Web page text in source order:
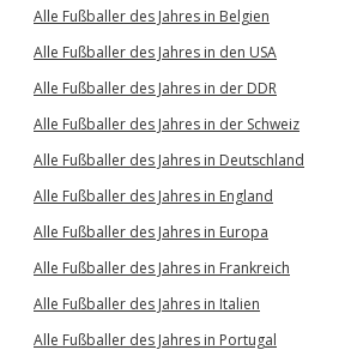
Alle Fußballer des Jahres in Belgien
Alle Fußballer des Jahres in den USA
Alle Fußballer des Jahres in der DDR
Alle Fußballer des Jahres in der Schweiz
Alle Fußballer des Jahres in Deutschland
Alle Fußballer des Jahres in England
Alle Fußballer des Jahres in Europa
Alle Fußballer des Jahres in Frankreich
Alle Fußballer des Jahres in Italien
Alle Fußballer des Jahres in Portugal